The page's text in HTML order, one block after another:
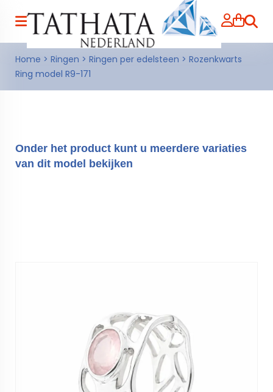
Home > Ringen > Ringen per edelsteen > Rozenkwarts
Ring model R9-171
Onder het product kunt u meerdere variaties
van dit model bekijken